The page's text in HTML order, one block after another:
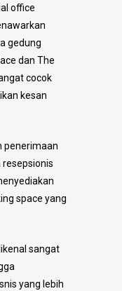
office
gedung
dan The
cocok
kesan
penerimaan
space yang
sangat
yang lebih